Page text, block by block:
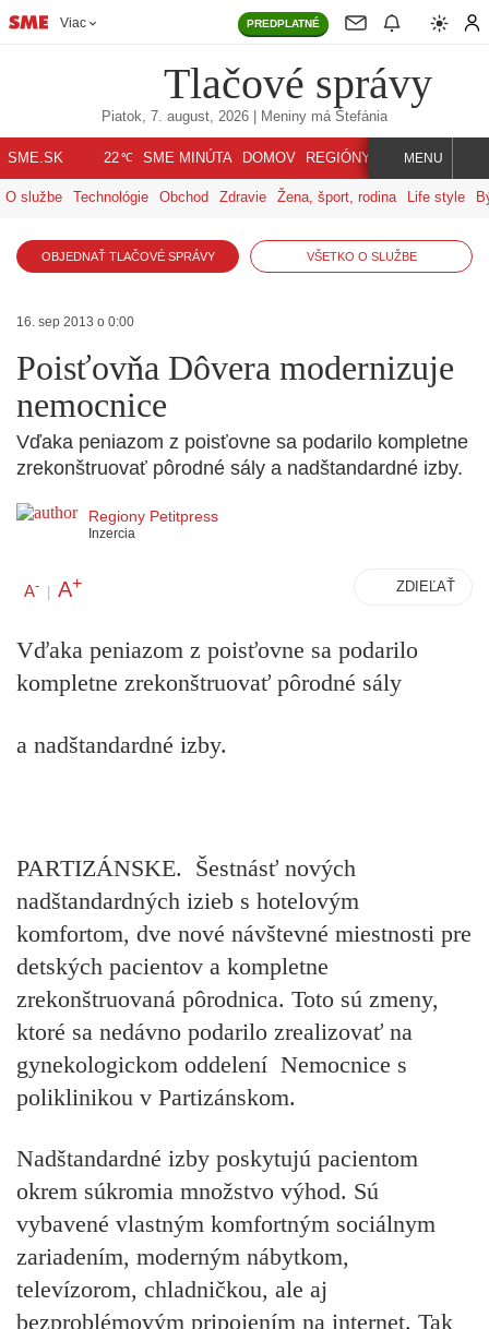
Viac PREDPLATNÉ
Tlačové správy
Piatok, 7. august, 2026 | Meniny má Štefánia
SME.SK 22℃ SME MINÚTA DOMOV REGIÓNY INDEX SVET
MENU
O službe Technológie Obchod Zdravie Žena, šport, rodina Life style
OBJEDNAŤ TLAČOVÉ SPRÁVY VŠETKO O SLUŽBE
16. sep 2013 o 0:00
Poisťovňa Dôvera modernizuje
nemocnice
Vďaka peniazom z poisťovne sa podarilo kompletne
zrekonštruovať pôrodné sály a nadštandardné izby.
Regiony Petitpress
Inzercia
A- | A+ ZDIEĽAŤ
Vďaka peniazom z poisťovne sa podarilo
kompletne zrekonštruovať pôrodné sály
a nadštandardné izby.
PARTIZÁNSKE. Šestnásť nových
nadštandardných izieb s hotelovým
komfortom, dve nové návštevné miestnosti pre
detských pacientov a kompletne
zrekonštruovaná pôrodnica. Toto sú zmeny,
ktoré sa nedávno podarilo zrealizovať na
gynekologickom oddelení Nemocnice s
poliklinikou v Partizánskom.
Nadštandardné izby poskytujú pacientom
okrem súkromia množstvo výhod. Sú
vybavené vlastným komfortným sociálnym
zariadením, moderným nábytkom,
televízorom, chladničkou, ale aj
bezproblémovým pripojením na internet. Tak